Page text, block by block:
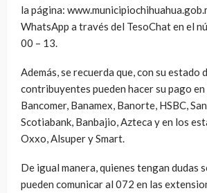
la página:
WhatsApp a través del TesoChat en el
00 – 13.
Además, se recuerda que, con su estado
contribuyentes pueden hacer su pago en
Bancomer, Banamex, Banorte, HSBC,
Scotiabank, Banbajio, Azteca y en los
Oxxo, Alsuper y Smart.
De igual manera, quienes tengan dudas
pueden comunicar al 072 en las